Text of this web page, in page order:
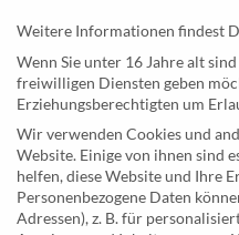
KONTAKT
MusicEggert
Inh. Rolf Eggert
Paulstraße 2a
19249 Lübtheen
Weitere Informationen findest
Wenn Sie unter 16 Jahre alt
freiwilligen Diensten geben
Erziehungsberechtigten um
Wir verwenden Cookies und
Website. Einige von ihnen sind
helfen, diese Website und Ihre
Personenbezogene Daten
Adressen), z. B. für